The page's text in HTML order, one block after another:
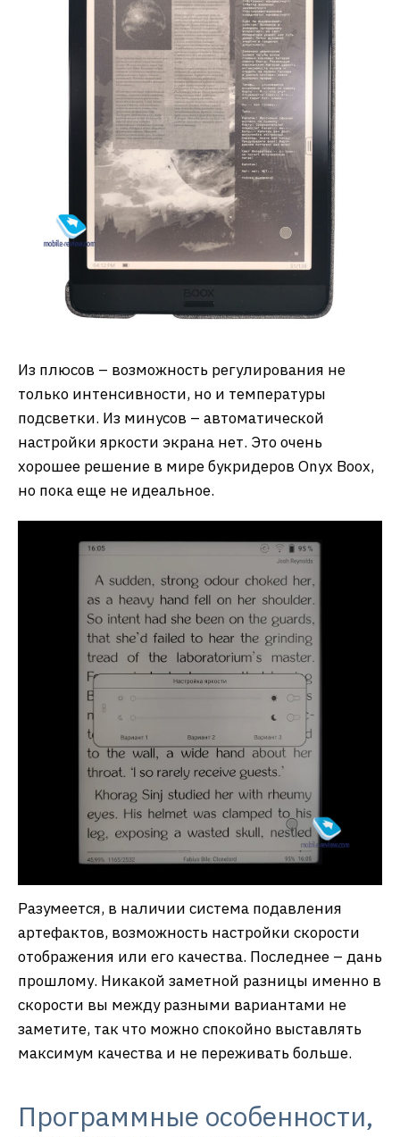
Из плюсов – возможность регулирования не
только интенсивности, но и температуры
подсветки. Из минусов – автоматической
настройки яркости экрана нет. Это очень
хорошее решение в мире букридеров Onyx Boox,
но пока еще не идеальное.
Разумеется, в наличии система подавления
артефактов, возможность настройки скорости
отображения или его качества. Последнее – дань
прошлому. Никакой заметной разницы именно в
скорости вы между разными вариантами не
заметите, так что можно спокойно выставлять
максимум качества и не переживать больше.
Программные особенности,